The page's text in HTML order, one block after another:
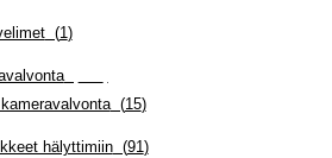
(1 )
(
(15)
hälyttimiin(91 )